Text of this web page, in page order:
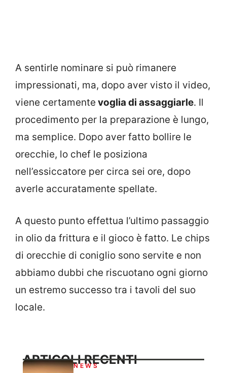
A sentirle nominare si può rimanere
impressionati, ma, dopo aver visto il video,
viene certamente voglia di assaggiarle. Il
procedimento per la preparazione è lungo,
ma semplice. Dopo aver fatto bollire le
orecchie, lo chef le posiziona
nell’essiccatore per circa sei ore, dopo
averle accuratamente spellate.
A questo punto effettua l’ultimo passaggio
in olio da frittura e il gioco è fatto. Le chips
di orecchie di coniglio sono servite e non
abbiamo dubbi che riscuotano ogni giorno
un estremo successo tra i tavoli del suo
locale.
ARTICOLI RECENTI
NEWS